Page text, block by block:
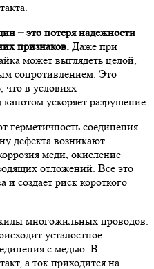
– это потеря надежности
признаков. Даже при
может выглядеть целой,
сопротивлением. Это
что в условиях
ускоряет разрушение.
соединения.
дефекта возникают
меди, окисление
отложений. Всё это
создаёт риск короткого
многожильных проводов.
усталостное
с медью. В
а ток приходится на